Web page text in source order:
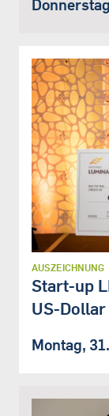
AUSZEICHNUNG
Start-up
US-
Montag,